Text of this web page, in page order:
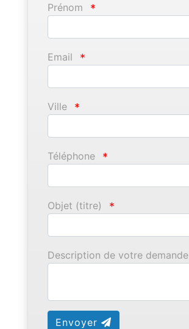
Prénom *
Email *
Ville *
Téléphone *
Objet (titre) *
Description de votre demande
Envoyer